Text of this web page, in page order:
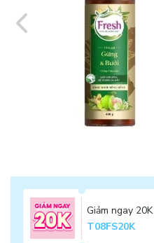
Giảm ngay 20K
T08FS20K